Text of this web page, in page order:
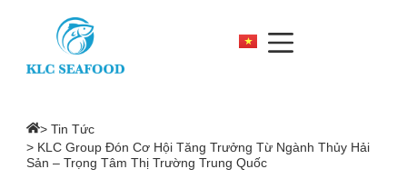
> Tin Tức
> KLC Group Đón Cơ Hội Tăng Trưởng Từ Ngành Thủy Hải
Sản – Trọng Tâm Thị Trường Trung Quốc